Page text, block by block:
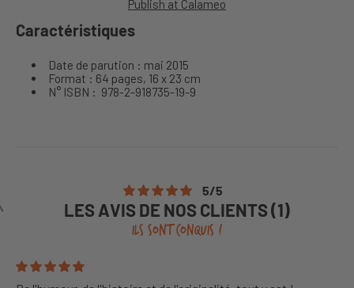
Publish at Calameo
Caractéristiques
Date de parution : mai 2015
Format : 64 pages, 16 x 23 cm
N° ISBN : 978-2-918735-19-9
5/5
LES AVIS DE NOS CLIENTS (1)
ILS SONT CONQUIS !